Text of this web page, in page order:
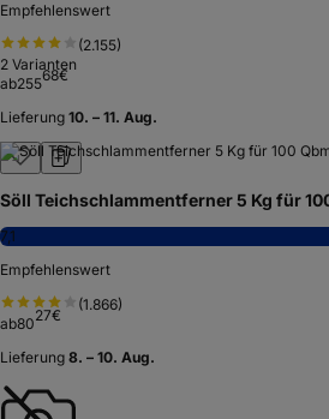
Empfehlenswert
(2.155)
2 Varianten
ab25568€
Lieferung 10. – 11. Aug.
Söll Teichschlammentferner 5 Kg für
7,1
Empfehlenswert
(1.866)
ab8027€
Lieferung 8. – 10. Aug.